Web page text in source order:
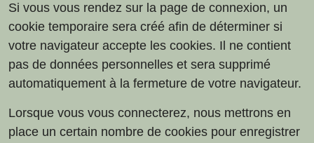
Si vous vous rendez sur la page de connexion, un
cookie temporaire sera créé afin de déterminer si
votre navigateur accepte les cookies. Il ne contient
pas de données personnelles et sera supprimé
automatiquement à la fermeture de votre navigateur.
Lorsque vous vous connecterez, nous mettrons en
place un certain nombre de cookies pour enregistrer